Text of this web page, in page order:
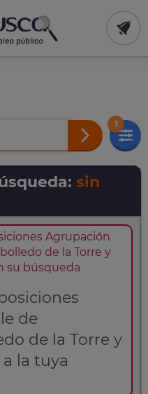
1
sin
Agrupación
de la Torre y
su búsqueda
de
de la Torre y
la tuya